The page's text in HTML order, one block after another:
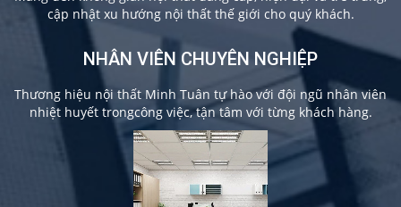
cập nhật xu hướng nội thất thế giới cho quý khách.
NHÂN VIÊN CHUYÊN NGHIỆP
Thương hiệu nội thất Minh Tuân tự hào với đội ngũ nhân viên
nhiệt huyết trongcông việc, tận tâm với từng khách hàng.